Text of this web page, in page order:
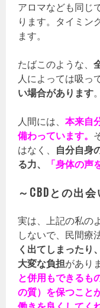
アロマなども同じ
ります。タイミン
ます。
たばこのような、
人によっては吸っ
い場合があります。
人間には、本来自
備わっています。
はなく、 自分自身
る力、
「身体の声
～CBDとの出会
実は、上記の私の
しないで、民間療
く出てしまったり
大変な負担があり
と併用もできるも
の質）を保つこと